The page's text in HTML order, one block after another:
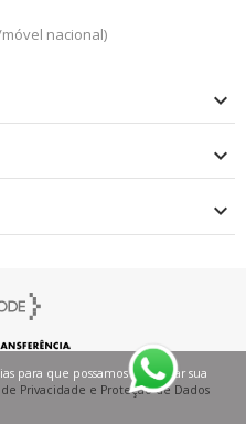
nacional)



para que possamos melhorar sua
Privacidade e Proteção de Dados